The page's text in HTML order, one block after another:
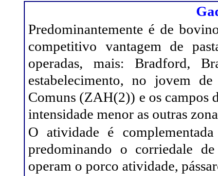
Predominantemente é de
competitivo vantagem de
operadas, mais: Bradford,
estabelecimento, no jovem
Comuns (ZAH(2)) e os campos
intensidade menor as outras
O atividade é
predominando o corriedale
operam o porco atividade,